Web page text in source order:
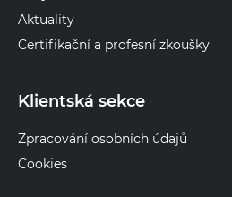
Aktuality
Certifikační a profesní zkoušky
Klientská sekce
Zpracování osobních údajů
Cookies